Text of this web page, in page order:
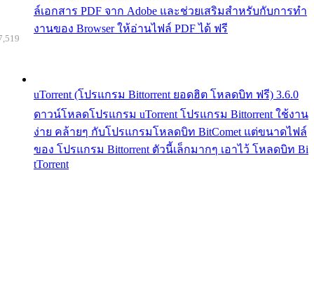
ล์เอกสาร PDF จาก Adobe และช่วยเสริมสำหรับกับการทำ
งานของ Browser ให้อ่านไฟล์ PDF ได้ ฟรี
uTorrent (โปรแกรม Bittorrent ยอดฮิต โหลดบิท ฟรี) 3.6.0
ดาวน์โหลดโปรแกรม uTorrent โปรแกรม Bittorrent ใช้งาน
ง่าย คล้ายๆ กับโปรแกรมโหลดบิท BitComet แต่ขนาดไฟล์
ของ โปรแกรม Bittorrent ตัวนี้เล็กมากๆ เอาไว้ โหลดบิท Bi
tTorrent